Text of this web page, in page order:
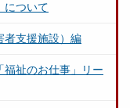
について
者支援施設）編
福祉のお仕事」リー